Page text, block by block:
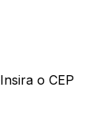
Insira o CEP